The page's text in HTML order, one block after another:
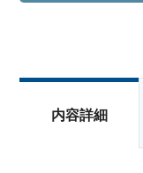
内容詳細